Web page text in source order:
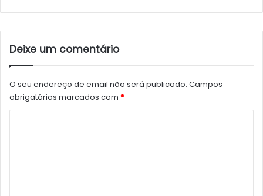
Deixe um comentário
O seu endereço de email não será publicado. Campos
obrigatórios marcados com *